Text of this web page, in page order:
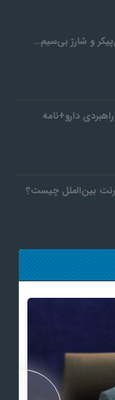
دارو+نامه